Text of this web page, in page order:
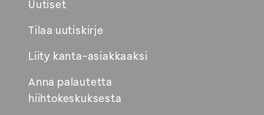
Uutiset
Tilaa uutiskirje
Liity kanta-asiakkaaksi
Anna palautetta
hiihtokeskuksesta